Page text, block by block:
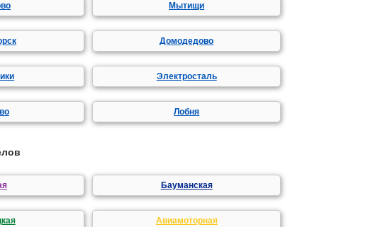
Мытищи
Домодедово
Электросталь
Лобня
Бауманская
Авиамоторная